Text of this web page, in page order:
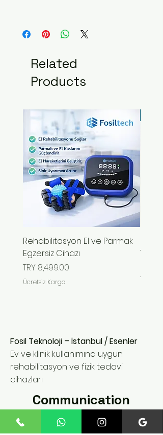
Related
Products
Rehabilitasyon El ve Parmak
Egzersiz Cihazı
Price
TRY 8,499.00
Ücretsiz Kargo
Price
TRY
Fosil Teknoloji – İstanbul / Esenler
Ev ve klinik kullanımına uygun
rehabilitasyon ve fizik tedavi
cihazları
Communication
Fatih Mah. 235 St. No:12 Inner